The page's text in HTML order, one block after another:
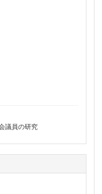
議員の研究